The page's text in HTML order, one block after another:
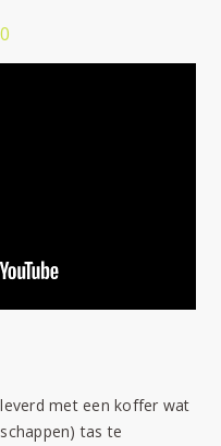
met een koffer wat
tas te